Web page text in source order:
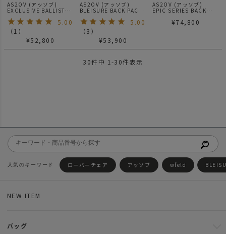
AS2OV (アッソブ)
EXCLUSIVE BALLISTIC
NYLON 2WAY BOSTON
/ ボストンバック
5.00
（1 ）
¥52,800
AS2OV (アッソブ)
BLEISURE BACK PACK
Lサイズ / ブレジャーシ
リーズ
5.00
（3 ）
¥53,900
AS2OV (アッソブ)
EPIC SERIES BACK
¥74,800
30件中 1 -30件表示
ローバーチェア アッソブ wfeld
NEW ITEM
バッグ